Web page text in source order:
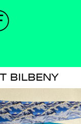
BILBENY